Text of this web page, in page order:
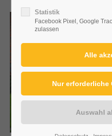
Passwort
Anmelden
Lost your password?
Statistik
Facebook Pixel, Google
zulassen